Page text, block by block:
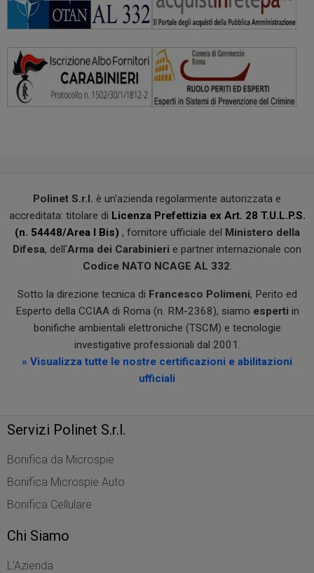
Polinet S.r.l. è un'azienda regolarmente autorizzata e
accreditata: titolare di Licenza Prefettizia ex Art. 28 T.U.L.P.S.
(n. 54448/Area I Bis) , fornitore ufficiale del Ministero della
Difesa, dell'Arma dei Carabinieri e partner internazionale con
Codice NATO NCAGE AL 332
Sotto la direzione tecnica di Francesco Polimeni, Perito ed
Esperto della CCIAA di Roma (n. RM-2368), siamo esperti in
bonifiche ambientali elettroniche (TSCM) e tecnologie
investigative professionali dal 2001.
» Visualizza tutte le nostre certificazioni e abilitazioni
ufficiali
Chi Siamo
L'Azienda
Servizi Polinet S.r.l.
Bonifica da Microspie
Bonifica Microspie Auto
Bonifica Cellulare